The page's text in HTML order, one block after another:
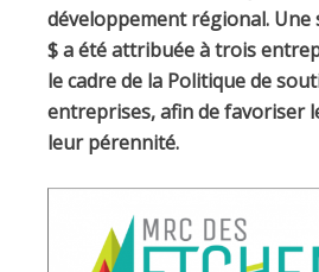
o
o
k
développement régional. Une
$ a été attribuée à trois
le cadre de la Politique de
entreprises, afin de favoriser
leur pérennité.